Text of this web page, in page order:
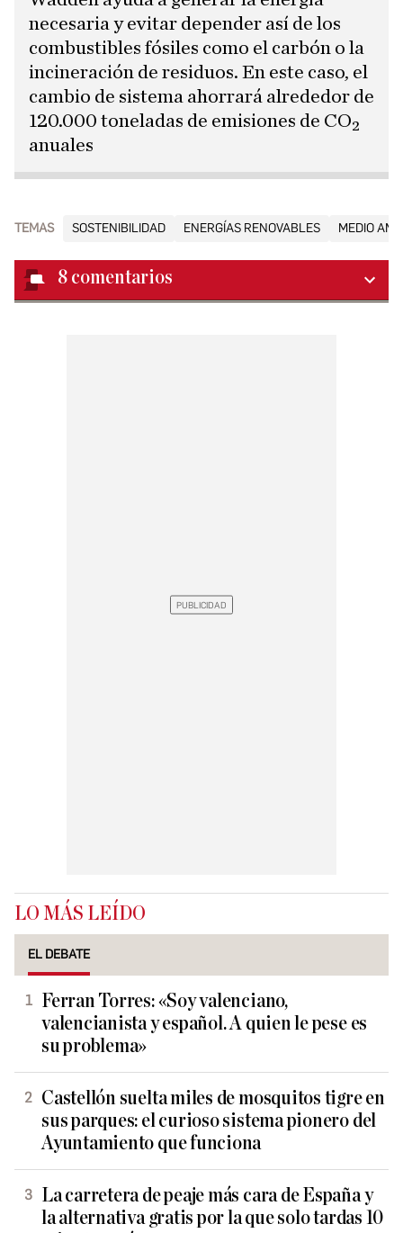
necesaria y evitar depender así de los
combustibles fósiles como el carbón o la
incineración de residuos. En este caso, el
cambio de sistema ahorrará alrededor de
120.000 toneladas de emisiones de CO₂
anuales
TEMAS SOSTENIBILIDAD ENERGÍAS RENOVABLES MEDIO
8 comentarios
LO MÁS LEÍDO
EL DEBATE
Ferran Torres: «Soy valenciano,
valencianista y español. A quien le pese es
su problema»
Castellón suelta miles de mosquitos tigre en
sus parques: el curioso sistema pionero del
Ayuntamiento que funciona
La carretera de peaje más cara de España y
la alternativa gratis por la que solo tardas 10